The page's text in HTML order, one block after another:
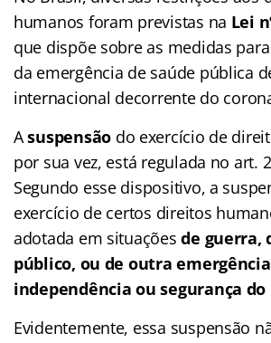
humanos foram previstas na Lei
que dispõe sobre as medidas
da emergência de saúde pública
internacional decorrente do
Asuspensão do exercício de
por sua vez, está regulada no art.
Segundo esse dispositivo, a
exercício de certos direitos
adotada em situaçõesde guerra,
público, ou de outra
independência ou segurança do
Evidentemente, essa suspensão